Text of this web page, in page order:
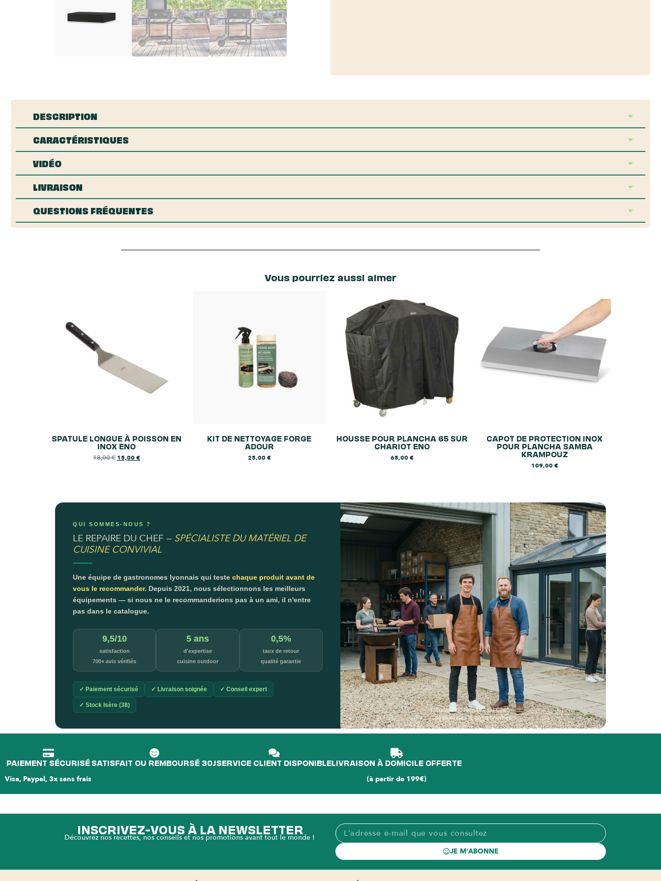
DESCRIPTION
CARACTÉRISTIQUES
VIDÉO
LIVRAISON
QUESTIONS FRÉQUENTES
Vous pourriez aussi aimer
SPATULE LONGUE À POISSON EN
INOX ENO
18,00€ 15,00€
KIT DE NETTOYAGE FORGE
ADOUR
25,00€
HOUSSE POUR PLANCHA 65 SUR
CHARIOT ENO
65,00€
CAPOT DE PROTECTION INOX
POUR PLANCHA SAMBA
KRAMPOUZ
109,00€
QUI SOMMES-NOUS ?
LE REPAIRE DU CHEF — SPÉCIALISTE DU MATÉRIEL DE
CUISINE CONVIVIAL
Une équipe de gastronomes lyonnais qui teste chaque produit avant de
vous le recommander. Depuis 2021, nous sélectionnons les meilleurs
équipements — si nous ne le recommanderions pas à un ami, il n'entre
pas dans le catalogue.
9,5/10
satisfaction
700+ avis vérifiés
5 ans
d'expertise
cuisine outdoor
0,5%
taux de retour
qualité garantie
✓ Paiement sécurisé ✓ Livraison soignée ✓ Conseil expert
✓ Stock Isère (38)
L'équipe du Repaire du Chef —
passionnés & gastronomes
PAIEMENT SÉCURISÉ
Visa, Paypal, 3x sans frais
SATISFAIT OU REMBOURSÉ 30JSERVICE CLIENT DISPONIBLELIVRAISON À DOMICILE OFFERTE
(à partir de 199€)
INSCRIVEZ-VOUS À LA NEWSLETTER
Découvrez nos recettes, nos conseils et nos promotions avant tout le monde !
JE M'ABONNE